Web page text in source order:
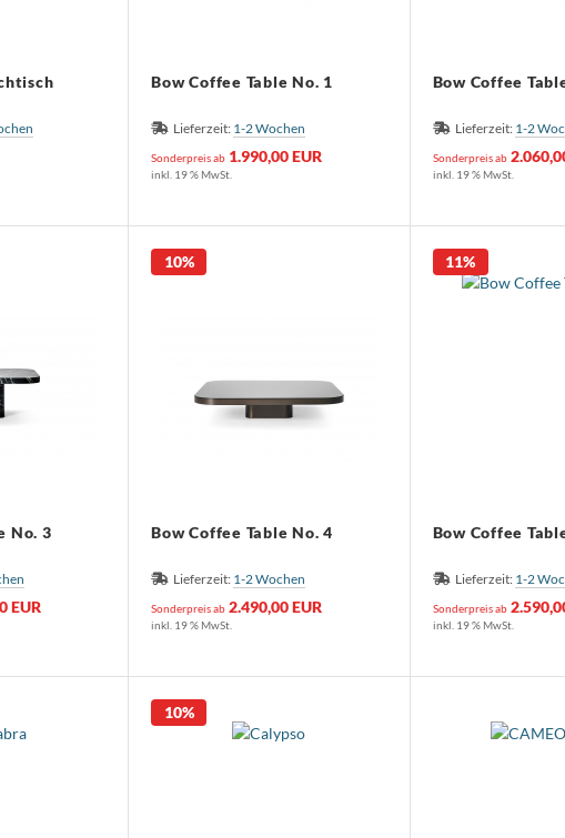
Bow Coffee Table No. 1
Lieferzeit: 1-2 Wochen
Sonderpreis ab 1.990,00 EUR
inkl. 19 % MwSt.
Bow Coffee
Lieferzeit: 1-2
Sonderpreis ab
inkl. 19 % MwSt.
No. 3
EUR
Bow Coffee Table No. 4
Lieferzeit: 1-2 Wochen
Sonderpreis ab 2.490,00 EUR
10%
inkl. 19 % MwSt.
Bow Coffee
Lieferzeit: 1-2
Sonderpreis ab
11%
inkl. 19 % MwSt.
10%